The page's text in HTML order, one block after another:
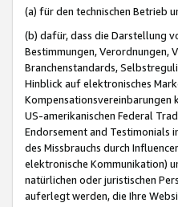
(a) für den technischen Betrieb
(b) dafür, dass die Darstellung
Bestimmungen, Verordnungen,
Branchenstandards,
Hinblick auf elektronisches
Kompensationsvereinbarungen
US-amerikanischen Federal
Endorsement and Testimonials
des Missbrauchs durch
elektronische Kommunikation)
natürlichen oder juristischen
auferlegt werden, die Ihre